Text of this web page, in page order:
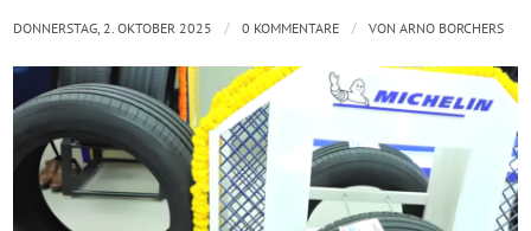
DONNERSTAG, 2. OKTOBER 2025 / 0 KOMMENTARE / VONARNO BORCHERS